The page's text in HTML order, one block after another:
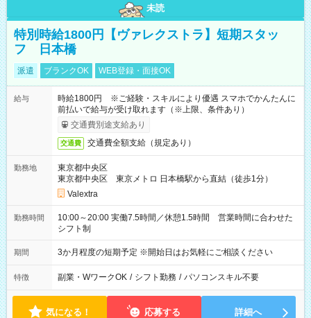
未読
特別時給1800円【ヴァレクストラ】短期スタッ
フ 日本橋
派遣 ブランクOK WEB登録・面接OK
給与
時給1800円 ※ご経験・スキルにより優遇 スマホでかんたんに
前払いで給与が受け取れます（※上限、条件あり）
交通費別途支給あり
交通費 交通費全額支給（規定あり）
勤務地
東京都中央区
東京都中央区 東京メトロ 日本橋駅から直結（徒歩1分）
Valextra
勤務時間
10:00～20:00 実働7.5時間／休憩1.5時間 営業時間に合わせた
シフト制
期間 3か月程度の短期予定 ※開始日はお気軽にご相談ください
特徴 副業・WワークOK / シフト勤務 / パソコンスキル不要
気になる！ 応募する 詳細へ